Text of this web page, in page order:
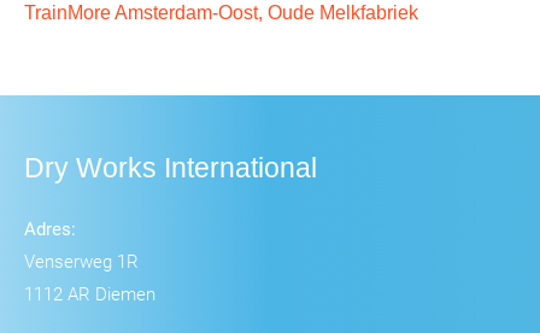
TrainMore Amsterdam-Oost, Oude Melkfabriek
Dry Works International
Adres:
Venserweg 1R
1112 AR Diemen